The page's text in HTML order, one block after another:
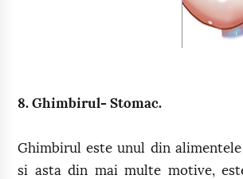
8. Ghimbirul- Stomac.
Ghimbirul este unul din
si asta din mai multe motive,